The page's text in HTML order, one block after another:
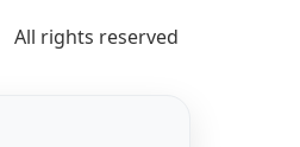
All rights reserved